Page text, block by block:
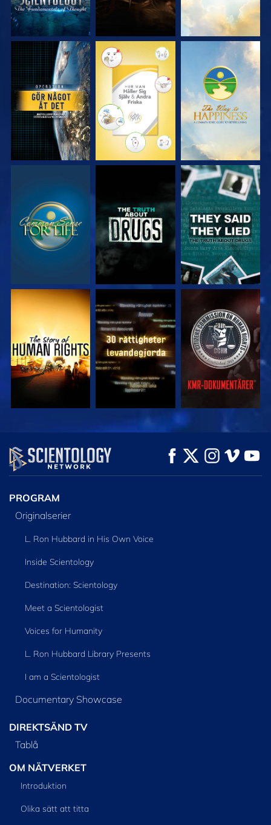
TITTA TITTA TITTA
TITTA TITTA TITTA
TITTA TITTA TITTA
TITTA
UTFORSKA
SERIEN
PROGRAM
Originalserier
L. Ron Hubbard in His Own Voice
Inside Scientology
Destination: Scientology
Meet a Scientologist
Voices for Humanity
L. Ron Hubbard Library Presents
I am a Scientologist
Documentary Showcase
DIREKTSÄND TV
Tablå
OM NÄTVERKET
Introduktion
Olika sätt att titta